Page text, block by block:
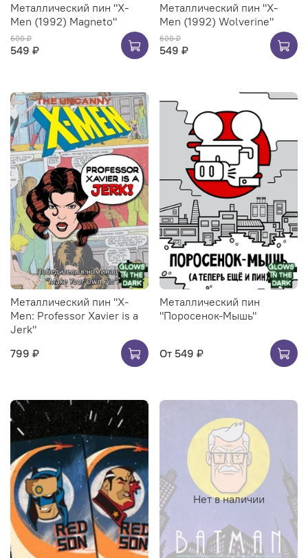
Металлический пин "X-
Men (1992) Magneto"
600 ₽
549 ₽
Металлический пин "X-
Men (1992) Wolverine"
600 ₽
549 ₽
Металлический пин "X-
Men: Professor Xavier is a
Jerk"
799 ₽
Металлический пин
"Поросенок-Мышь"
От 549 ₽
Нет в наличии